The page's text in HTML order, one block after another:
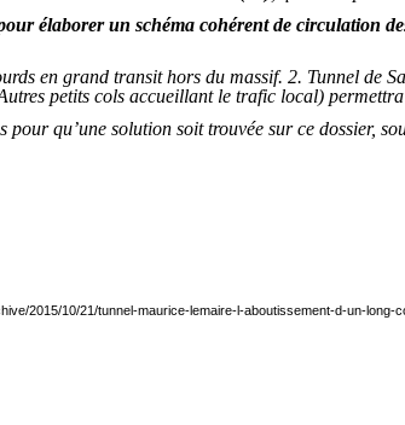
élaborer un schéma cohérent de circulation
en grand transit hors du massif. 2. Tunnel de
petits cols accueillant le trafic local)
qu’une solution soit trouvée sur ce dossier,
2015/10/21/tunnel-maurice-lemaire-l-aboutissement-d-un-long-